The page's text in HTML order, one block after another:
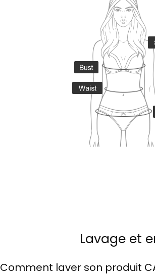
Lavage et
Comment laver son produit